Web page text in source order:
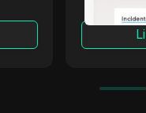
d'autres